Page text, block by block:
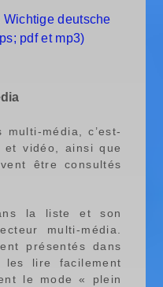
deutsche
pdf et mp3)
média, c’est-
vidéo, ainsi que
être consultés
la liste et son
multi-média.
présentés dans
lire facilement
le mode « plein